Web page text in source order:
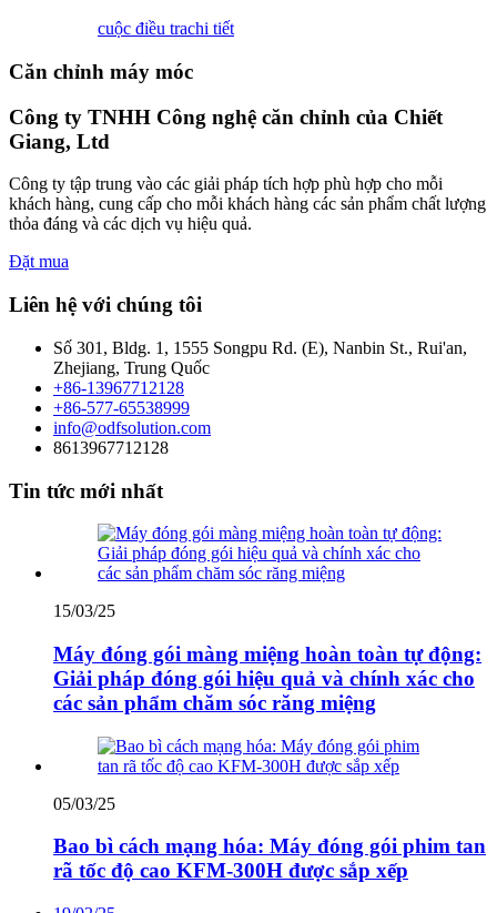
cuộc điều trachi tiết
Căn chỉnh máy móc
Công ty TNHH Công nghệ căn chỉnh của Chiết
Giang, Ltd
Công ty tập trung vào các giải pháp tích hợp phù hợp cho mỗi
khách hàng, cung cấp cho mỗi khách hàng các sản phẩm chất lượng
thỏa đáng và các dịch vụ hiệu quả.
Đặt mua
Liên hệ với chúng tôi
Số 301, Bldg. 1, 1555 Songpu Rd. (E), Nanbin St., Rui'an,
Zhejiang, Trung Quốc
+86-13967712128
+86-577-65538999
info@odfsolution.com
8613967712128
Tin tức mới nhất
15/03/25
Máy đóng gói màng miệng hoàn toàn tự động:
Giải pháp đóng gói hiệu quả và chính xác cho
các sản phẩm chăm sóc răng miệng
05/03/25
Bao bì cách mạng hóa: Máy đóng gói phim tan
rã tốc độ cao KFM-300H được sắp xếp